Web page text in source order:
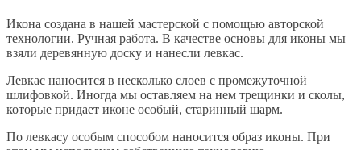
Икона создана в нашей мастерской с помощью авторской
технологии. Ручная работа. В качестве основы для иконы мы
взяли деревянную доску и нанесли левкас.
Левкас наносится в несколько слоев с промежуточной
шлифовкой. Иногда мы оставляем на нем трещинки и сколы,
которые придает иконе особый, старинный шарм.
По левкасу особым способом наносится образ иконы. При